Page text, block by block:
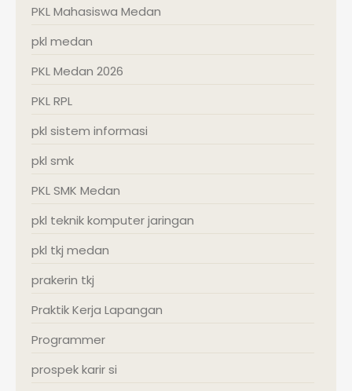
PKL Mahasiswa Medan
pkl medan
PKL Medan 2026
PKL RPL
pkl sistem informasi
pkl smk
PKL SMK Medan
pkl teknik komputer jaringan
pkl tkj medan
prakerin tkj
Praktik Kerja Lapangan
Programmer
prospek karir si